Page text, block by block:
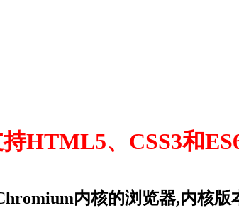
HTML5、CSS3和
内核的浏览器,内核版